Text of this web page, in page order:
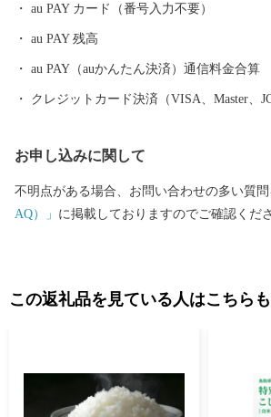
しくお願いいたします。
au PAY カード（番号入力不要）
au PAY 残高
au PAY（auかんたん決済）通信料金合算
クレジットカード決済（VISA、Master、
お申し込みに関して
不明点がある場合、お問い合わせの多い質問
AQ）」 に掲載しておりますのでご確認くだ
この返礼品を見ている人はこちら